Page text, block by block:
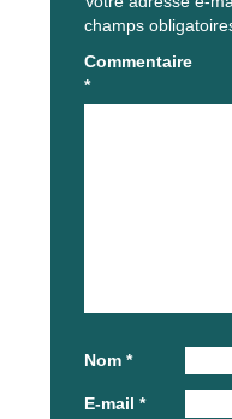
champs
Commentaire
*
Nom *
E-mail *